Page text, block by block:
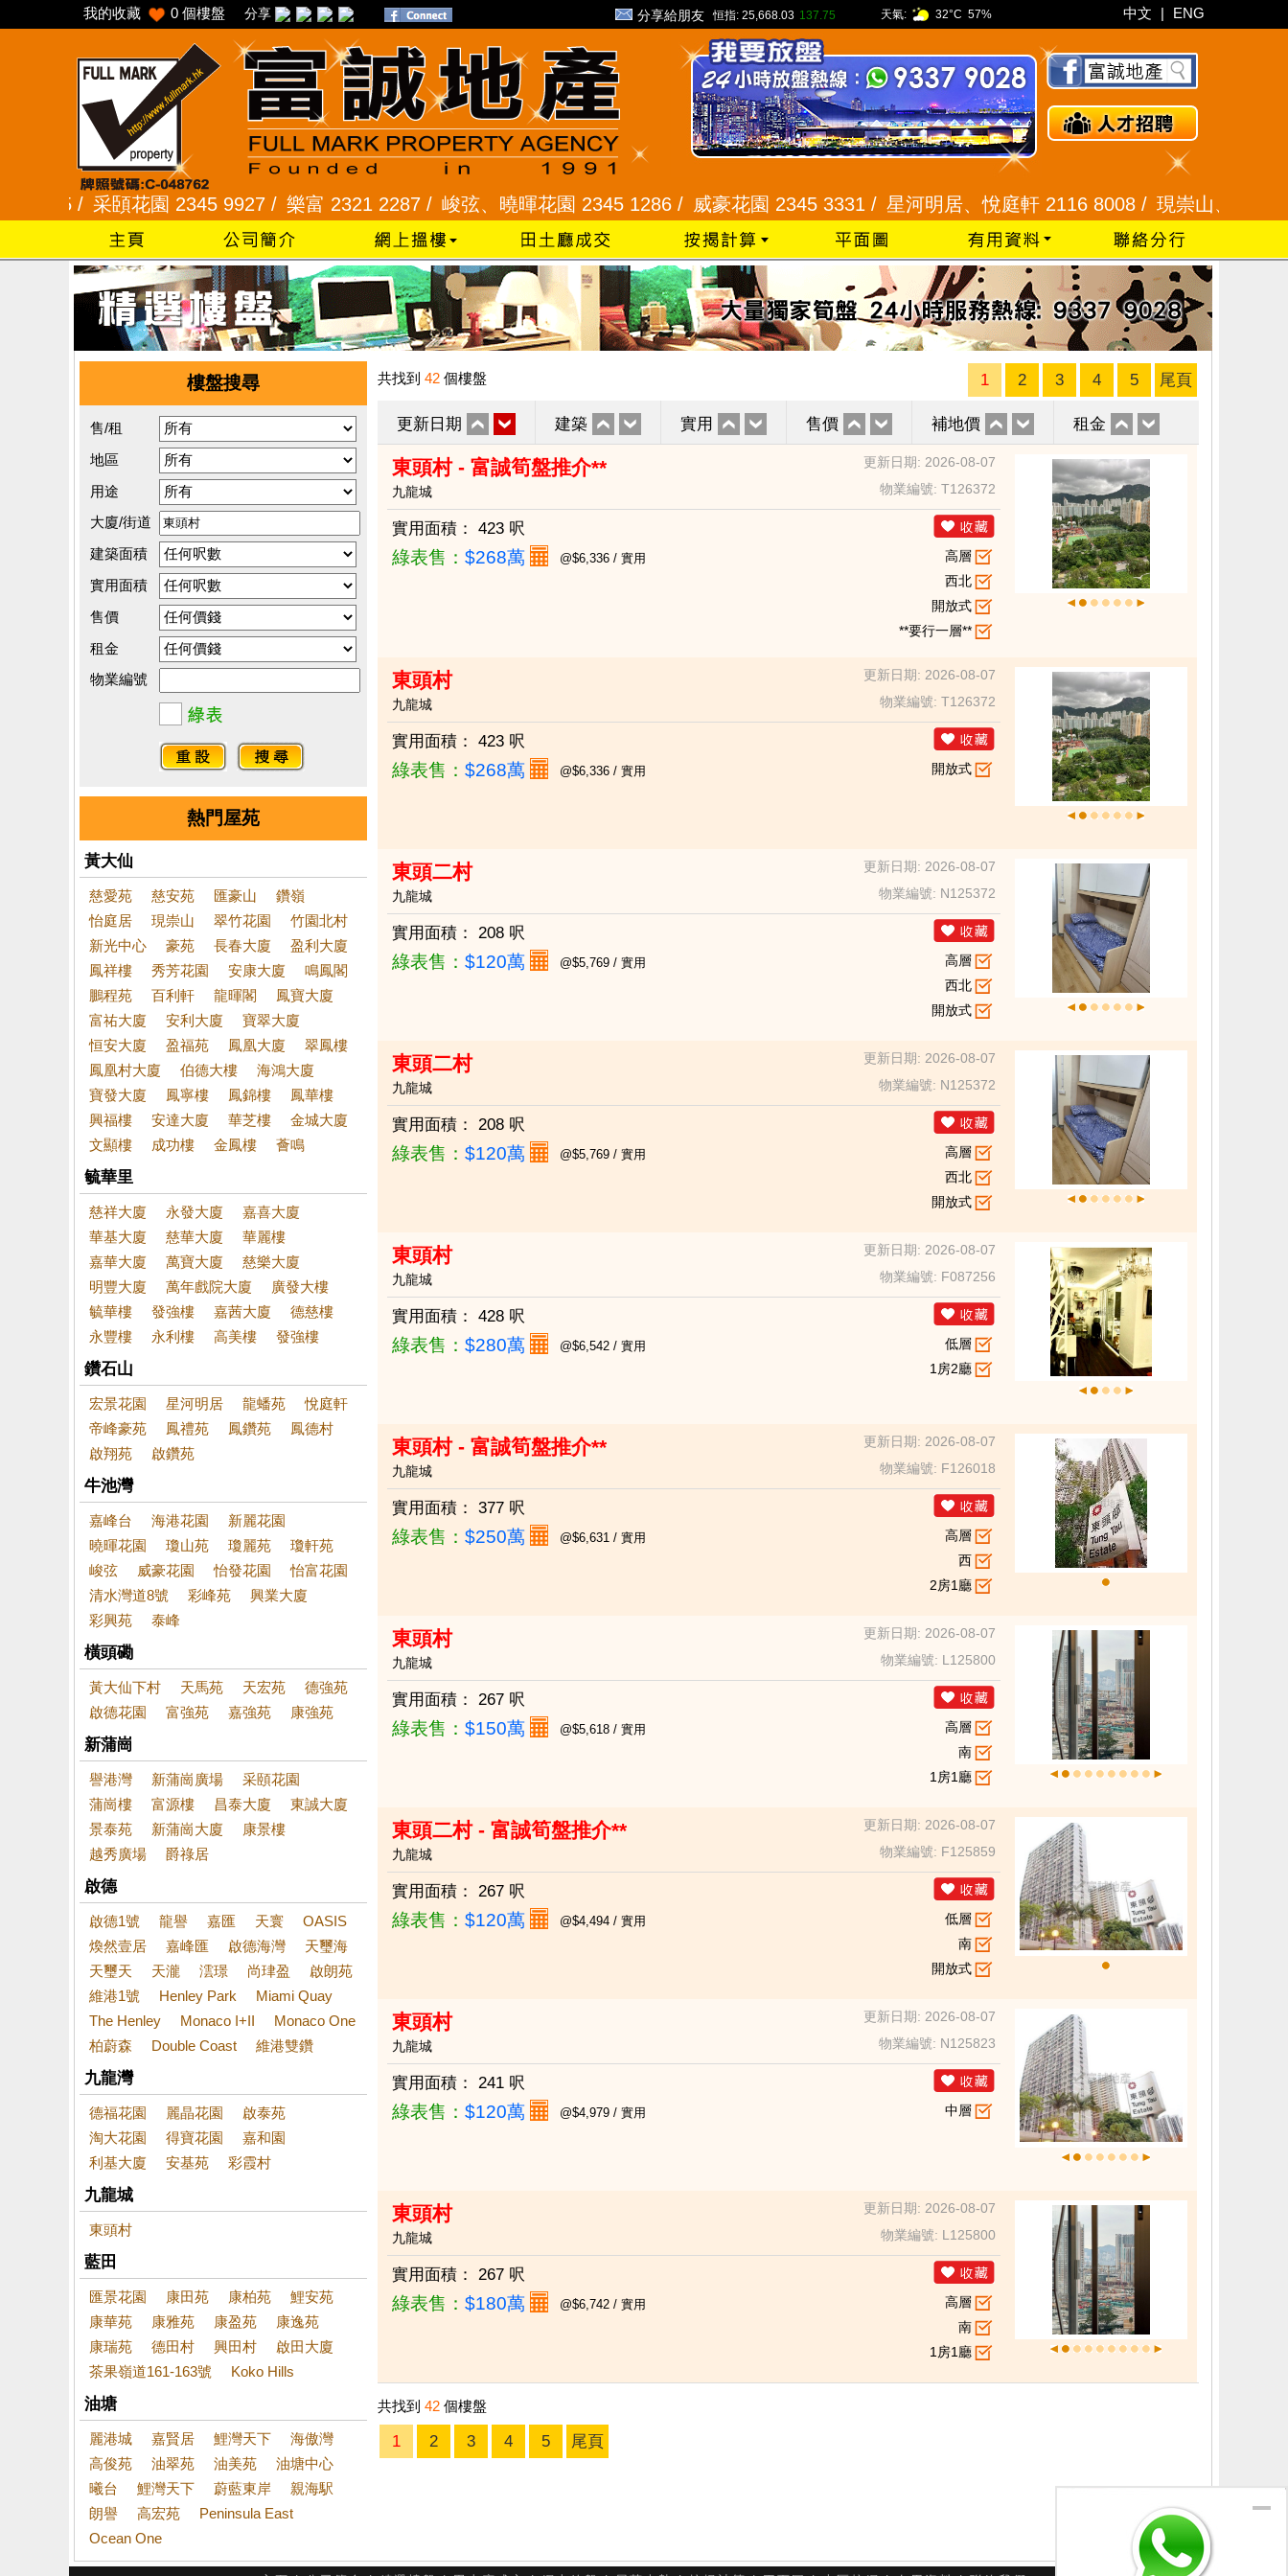
我的收藏 0 個樓盤 分享 分享給朋友 恒指: 25,668.03 137.75 天氣: 32°C 57% 中文 | ENG
采頣花園 2345 9927 /樂富 2321 2287 /峻弦、曉暉花園 2345 1286 /威豪花園 2345 3331 /星河明居、悅庭軒 2116 8008 /現崇山、譽港灣
樓盤搜尋
售/租
地區
用途
大廈/街道
建築面積
實用面積
售價
租金
物業編號
熱門屋苑
黃大仙
慈愛苑 慈安苑 匯豪山
鑽嶺
怡庭居
現崇山 翠竹花園
竹園北村
新光中心
豪苑 長春大廈
盈利大廈
鳳祥樓
秀芳花園 安康大廈
鳴鳳閣
鵬程苑
百利軒 龍暉閣
鳳寶大廈
富祐大廈
安利大廈
寶翠大廈
恒安大廈
盈福苑 鳳凰大廈
翠鳳樓
鳳凰村大廈
伯德大樓
海鴻大廈
寶發大廈
鳳寧樓 鳳錦樓
鳳華樓
興福樓
安達大廈 華芝樓
金城大廈
文顯樓
成功樓 金鳳樓 薈鳴
毓華里
慈祥大廈 永發大廈
嘉喜大廈
華基大廈
慈華大廈
華麗樓
嘉華大廈
萬寶大廈
慈樂大廈
明豐大廈
萬年戲院大廈
廣發大樓
毓華樓
發強樓 嘉茜大廈
德慈樓
永豐樓
永利樓 高美樓 發強樓
鑽石山
宏景花園 星河明居 龍蟠苑
悅庭軒
帝峰豪苑
鳳禮苑 鳳鑽苑
鳳德村
啟翔苑
啟鑽苑
牛池灣
嘉峰台 海港花園
新麗花園
曉暉花園
瓊山苑 瓊麗苑
瓊軒苑
峻弦
威豪花園 怡發花園
怡富花園
清水灣道8號
彩峰苑
興業大廈
彩興苑
泰峰
橫頭磡
黃大仙下村 天馬苑 天宏苑
德強苑
啟德花園
富強苑 嘉強苑 康強苑
新蒲崗
譽港灣 新蒲崗廣場
采頤花園
蒲崗樓
富源樓 昌泰大廈
東誠大廈
景泰苑
新蒲崗大廈
康景樓
越秀廣場
爵祿居
啟德
啟德1號 龍譽 嘉匯 天寰
OASIS
煥然壹居
嘉峰匯 啟德海灣
天璽海
天璽天
天瀧 澐璟 尚珒盈
啟朗苑
維港1號
Henley Park
Miami Quay
The Henley
Monaco I+II
Monaco One
柏蔚森
Double Coast 維港雙鑽
九龍灣
德福花園 麗晶花園
啟泰苑
淘大花園
得寶花園
嘉和園
利基大廈
安基苑 彩霞村
九龍城
東頭村
藍田
匯景花園 康田苑 康柏苑
鯉安苑
康華苑
康雅苑 康盈苑
康逸苑
康瑞苑
德田村 興田村
啟田大廈
茶果嶺道161-163號
Koko Hills
油塘
麗港城 嘉賢居 鯉灣天下
海傲灣
高俊苑
油翠苑 油美苑
油塘中心
曦台
鯉灣天下 蔚藍東岸
親海駅
朗譽
高宏苑
Peninsula East
Ocean One
共找到 42 個樓盤 1 2 3 4 5 尾頁
更新日期 建築 實用 售價 補地價 租金
東頭村 - 富誠筍盤推介**
更新日期: 2026-08-07
九龍城
物業編號: T126372
實用面積： 423 呎
綠表售： $268萬 @$6,336 / 實用
高層
西北
開放式
**要行一層**
東頭村
更新日期: 2026-08-07
九龍城
物業編號: T126372
實用面積： 423 呎
綠表售： $268萬 @$6,336 / 實用 開放式
東頭二村
更新日期: 2026-08-07
九龍城
物業編號: N125372
實用面積： 208 呎
綠表售： $120萬 @$5,769 / 實用
高層
西北
開放式
東頭二村
更新日期: 2026-08-07
九龍城
物業編號: N125372
實用面積： 208 呎
綠表售： $120萬 @$5,769 / 實用
高層
西北
開放式
東頭村
更新日期: 2026-08-07
九龍城
物業編號: F087256
實用面積： 428 呎
綠表售： $280萬 @$6,542 / 實用
低層
1房2廳
東頭村 - 富誠筍盤推介**
更新日期: 2026-08-07
九龍城
物業編號: F126018
實用面積： 377 呎
綠表售： $250萬 @$6,631 / 實用
高層
西
2房1廳
東頭村
更新日期: 2026-08-07
九龍城
物業編號: L125800
實用面積： 267 呎
綠表售： $150萬 @$5,618 / 實用
高層
南
1房1廳
東頭二村 - 富誠筍盤推介**
更新日期: 2026-08-07
九龍城
物業編號: F125859
實用面積： 267 呎
綠表售： $120萬 @$4,494 / 實用
低層
南
開放式
東頭村
更新日期: 2026-08-07
九龍城
物業編號: N125823
實用面積： 241 呎
綠表售： $120萬 @$4,979 / 實用 中層
東頭村
更新日期: 2026-08-07
九龍城
物業編號: L125800
實用面積： 267 呎
綠表售： $180萬 @$6,742 / 實用
高層
南
1房1廳
共找到 42 個樓盤
1 2 3 4 5 尾頁